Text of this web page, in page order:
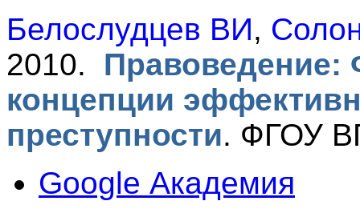
Белослудцев ВИ,
2010. Правоведение:
концепции
преступности. ФГОУ
Google Академия